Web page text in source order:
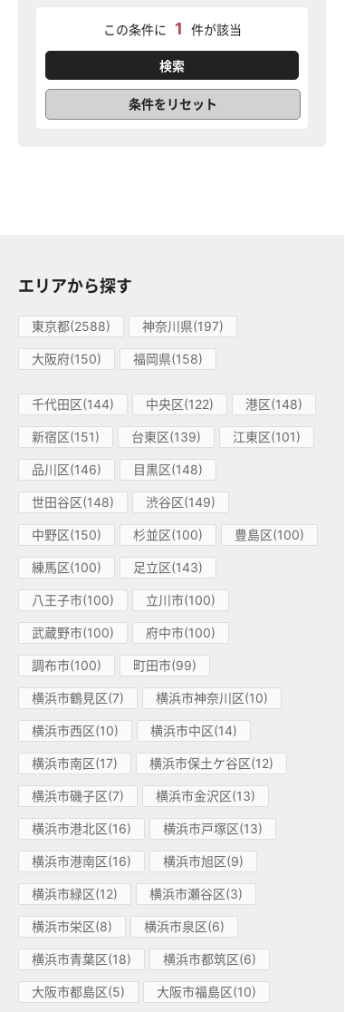
この条件に 1 件が該当
条件をリセット
エリアから探す
東京都(2588) 神奈川県(197)
大阪府(150) 福岡県(158)
千代田区(144) 中央区(122) 港区(148)
新宿区(151) 台東区(139) 江東区(101)
品川区(146) 目黒区(148)
世田谷区(148) 渋谷区(149)
中野区(150) 杉並区(100) 豊島区(100)
練馬区(100) 足立区(143)
八王子市(100) 立川市(100)
武蔵野市(100) 府中市(100)
調布市(100) 町田市(99)
横浜市鶴見区(7) 横浜市神奈川区(10)
横浜市西区(10) 横浜市中区(14)
横浜市南区(17) 横浜市保土ケ谷区(12)
横浜市磯子区(7) 横浜市金沢区(13)
横浜市港北区(16) 横浜市戸塚区(13)
横浜市港南区(16) 横浜市旭区(9)
横浜市緑区(12) 横浜市瀬谷区(3)
横浜市栄区(8) 横浜市泉区(6)
横浜市青葉区(18) 横浜市都筑区(6)
大阪市都島区(5) 大阪市福島区(10)